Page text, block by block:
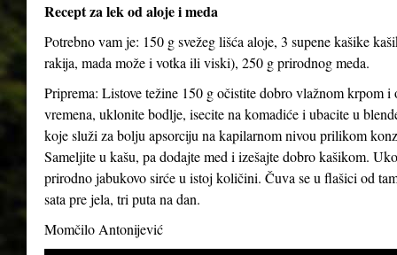
Recept za lek od aloje i meda
Potrebno vam je: 150 g svežeg lišća aloje, 3 supene kašike
rakija, mada može i votka ili viski), 250 g prirodnog meda.
Priprema: Listove težine 150 g očistite dobro vlažnom krpom
vremena, uklonite bodlje, isecite na komadiće i ubacite u
koje služi za bolju apsorciju na kapilarnom nivou prilikom
Sameljite u kašu, pa dodajte med i izešajte dobro kašikom.
prirodno jabukovo sirće u istoj količini. Čuva se u flašici od
sata pre jela, tri puta na dan.
Momčilo Antonijević